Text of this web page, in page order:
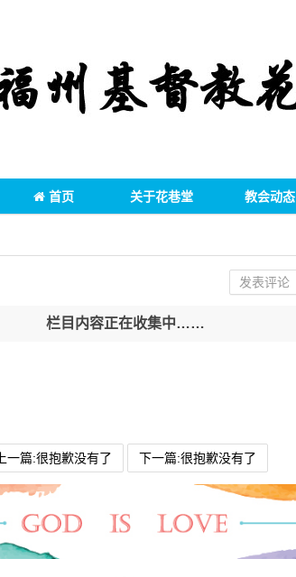
首页 关于花巷堂 教会动态
栏目内容正在收集中……
上一篇:很抱歉没有了 下一篇:很抱歉没有了
发表评论